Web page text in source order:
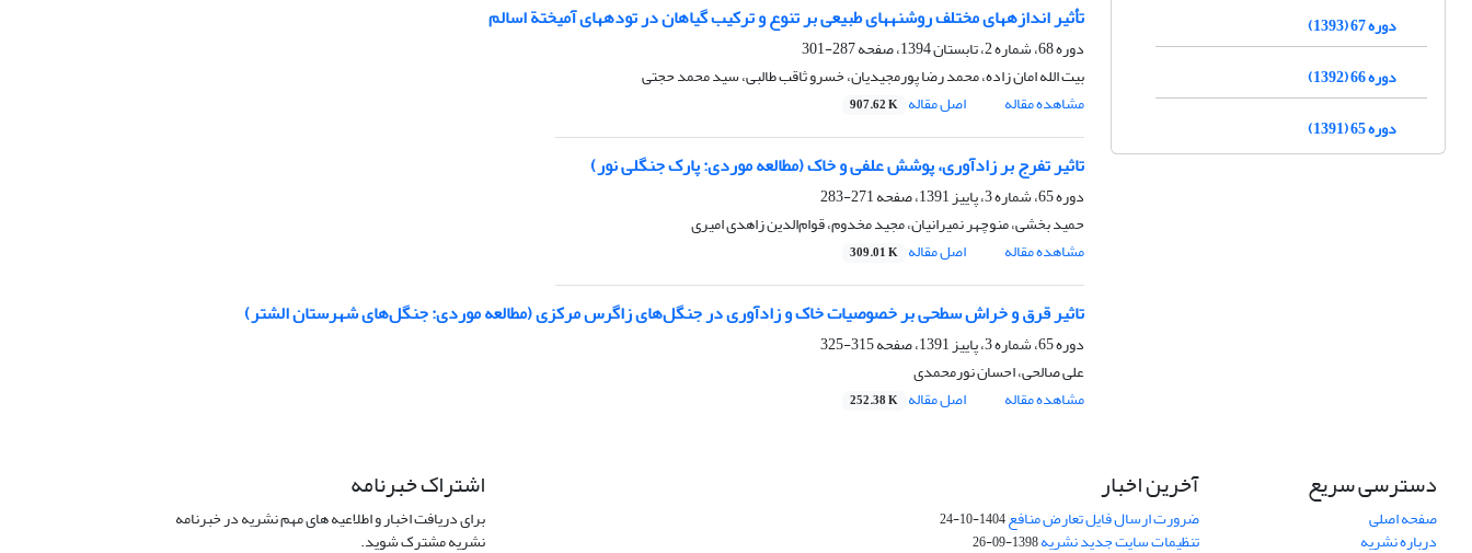
تأثیر اندازه‏های مختلف روشنه‏های طبیعی بر تنوع و ترکیب گیاهان در توده‏های آمیختة اسالم
دوره 68، شماره 2، تابستان 1394، صفحه
287-301
بیت الله امان زاده، محمد رضا پورمجیدیان، خسرو ثاقب طالبی، سید محمد حجتی
مشاهده مقاله
اصل مقاله 907.62 K
تاثیر تفرج بر زادآوری، پوشش علفی و خاک (مطالعه موردی: پارک جنگلی نور)
دوره 65، شماره 3، پاییز 1391، صفحه
271-283
حمید بخشی، منوچهر نمیرانیان، مجید مخدوم، قوام‌الدین زاهدی امیری
مشاهده مقاله
اصل مقاله 309.01 K
تاثیر قرق و خراش سطحی بر خصوصیات خاک و زادآوری در جنگل‌های زاگرس مرکزی (مطالعه موردی: جنگل‌های شهرستان الشتر)
دوره 65، شماره 3، پاییز 1391، صفحه
315-325
علی صالحی، احسان نورمحمدی
مشاهده مقاله
اصل مقاله 252.38 K
دوره 67 (1393)
دوره 66 (1392)
دوره 65 (1391)
دسترسی سریع
صفحه اصلی
درباره نشریه
آخرین اخبار
ضرورت ارسال فایل تعارض منافع1404-10-24
تنظیمات سایت جدید نشریه1398-09-26
اشتراک خبرنامه
برای دریافت اخبار و اطلاعیه های مهم نشریه در خبرنامه
نشریه مشترک شوید.